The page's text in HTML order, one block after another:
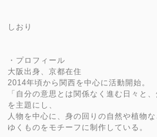
しおり
・プロフィール
大阪出身、京都在住
2014年頃から関西を中心に活動開始。
「自分の意思とは関係なく進む日々と
を主題にし、
人物を中心に、身の回りの自然や植物
ゆくものをモチーフに制作している。